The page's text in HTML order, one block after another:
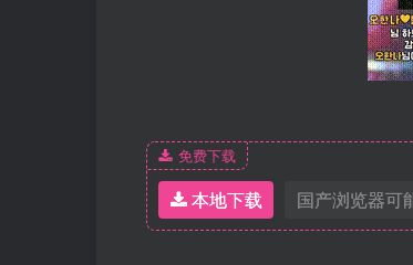
免费下载
本地下载 国产浏览器可